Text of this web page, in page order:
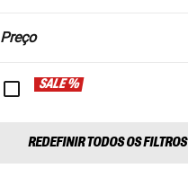
Preço
SALE %
REDEFINIR TODOS OS FILTROS